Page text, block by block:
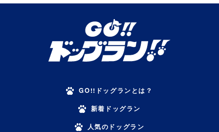
GO!!ドッグランとは？
新着ドッグラン
人気のドッグラン